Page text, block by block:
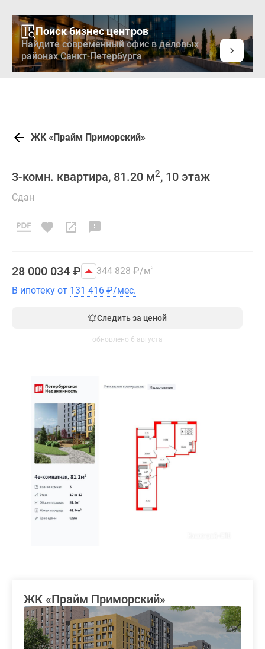
Поиск бизнес центров
Найдите современный офис в деловых
районах Санкт-Петербурга
ЖК «Прайм Приморский»
3-комн. квартира, 81.20 м2, 10 этаж
Сдан
28 000 034 ₽ 344 828 ₽/м2
В ипотеку от 131 416 ₽/мес.
Следить за ценой
обновлено 6 августа
ЖК «Прайм Приморский»